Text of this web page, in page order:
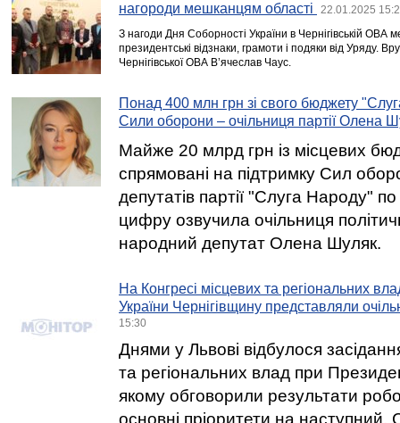
нагороди мешканцям області
22.01.2025
З нагоди Дня Соборності України в Чернігівській ОВА
президентські відзнаки, грамоти і подяки від Уряду.
Чернігівської ОВА В’ячеслав Чаус.
Понад 400 млн грн зі свого бюджету
Сили оборони – очільниця партії Олена
Майже 20 млрд грн із місцевих
спрямовані на підтримку Сил
депутатів партії "Слуга Народу" по
цифру озвучила очільниця
народний депутат Олена Шуляк.
На Конгресі місцевих та регіональних
України Чернігівщину представляли
15:30
Днями у Львові відбулося
та регіональних влад при
якому обговорили результати
основні пріоритети на наступний.